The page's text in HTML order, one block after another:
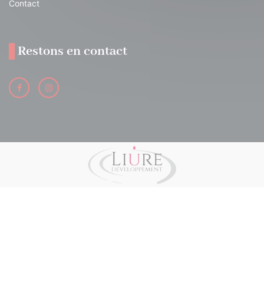
Contact
Restons en contact